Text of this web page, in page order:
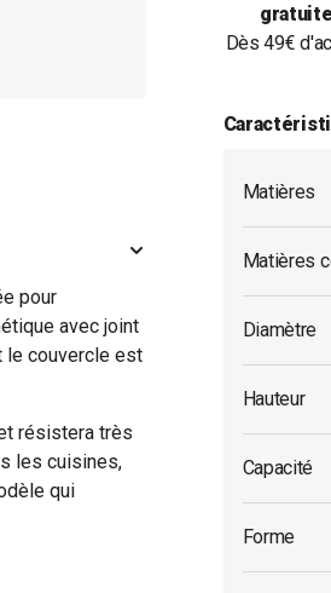
gratuite
Dès 49€
Matières
Matières
Diamètre
Hauteur
Capacité
Forme
pour
avec joint
le couvercle est
résistera très
les cuisines,
qui